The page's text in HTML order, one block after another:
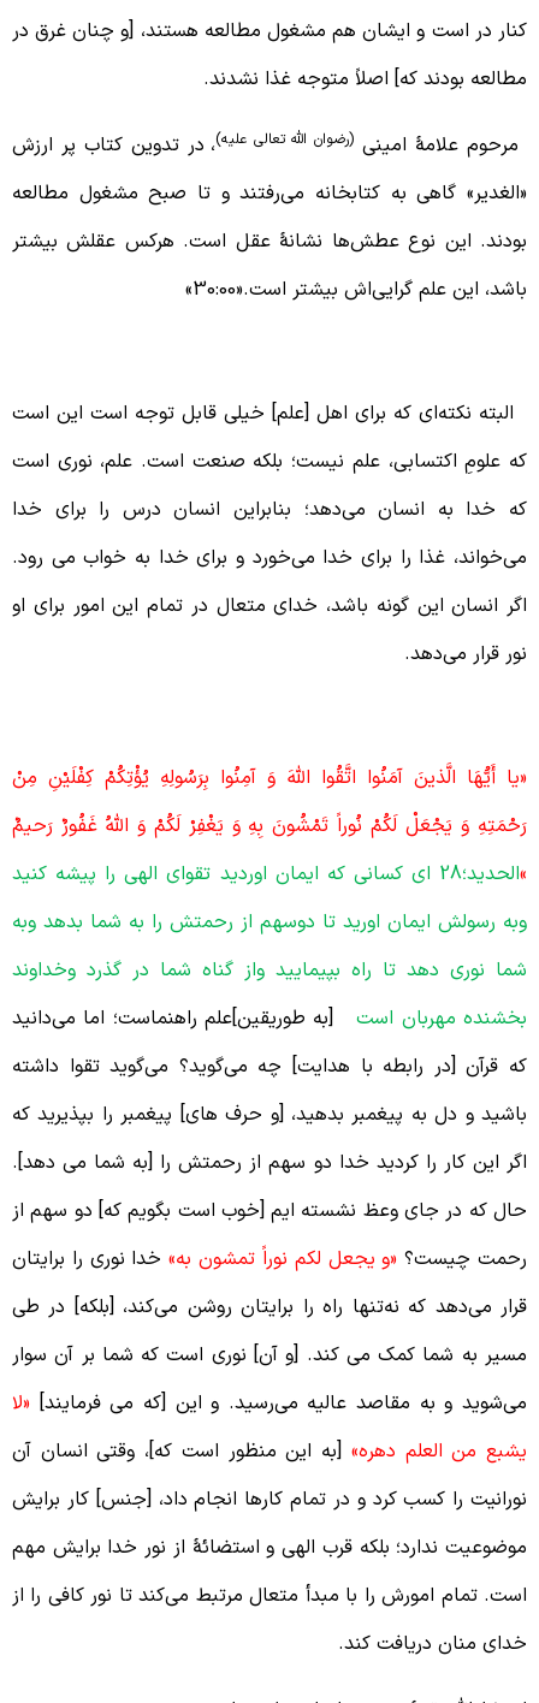
در است و ایشان هم مشغول مطالعه هستند، [و چنان غرق در
بودند که] اصلاً متوجه غذا نشدند.
علامۀ امینی (رضوان الله تعالی علیه)، در تدوین کتاب پر ارزش
گاهی به کتابخانه می‌رفتند و تا صبح مشغول مطالعه
این نوع عطش‌ها نشانۀ عقل است. هرکس عقلش بیشتر
این علم گرایی‌اش بیشتر است.«30:00»
نکته‌ای که برای اهل [علم] خیلی قابل توجه است این است
علومِ اکتسابی، علم نیست؛ بلکه صنعت است. علم، نوری است
خدا به انسان می‌دهد؛ بنابراین انسان درس را برای خدا
غذا را برای خدا می‌خورد و برای خدا به خواب می رود.
انسان این گونه باشد، خدای متعال در تمام این امور برای او
قرار می‌دهد.
يا أَيُّهَا الَّذينَ آمَنُوا اتَّقُوا اللَّهَ وَ آمِنُوا بِرَسُولِهِ يُؤْتِكُمْ كِفْلَيْنِ مِنْ
وَ يَجْعَلْ لَكُمْ نُوراً تَمْشُونَ بِهِ وَ يَغْفِرْ لَكُمْ وَ اللَّهُ غَفُورٌ رَحيمٌ
الحدید؛28 ای کسانی که ایمان اوردید تقوای الهی را پیشه کنید
رسولش ایمان اورید تا دوسهم از رحمتش را به شما بدهد وبه
نوری دهد تا راه بپیمایید واز گناه شما در گذرد وخداوند
مهربان است
[به طوریقین]علم راهنماست؛ اما می‌دانید
قرآن [در رابطه با هدایت] چه می‌گوید؟ می‌گوید تقوا داشته
و دل به پیغمبر بدهید، [و حرف های] پیغمبر را بپذیرید که
این کار را کردید خدا دو سهم از رحمتش را [به شما می دهد].
که در جای وعظ نشسته ایم [خوب است بگویم که] دو سهم از
چیست؟«و یجعل لکم نوراً تمشون به»خدا نوری را برایتان
می‌دهد که نه‌تنها راه را برایتان روشن می‌کند، [بلکه] در طی
به شما کمک می کند. [و آن] نوری است که شما بر آن سوار
و به مقاصد عالیه می‌رسید. و این [که می فرمایند]«لا
من العلم دهره»[به این منظور است که]، وقتی انسان آن
را کسب کرد و در تمام کار‌ها انجام داد، [جنس] کار برایش
ندارد؛ بلکه قرب الهی و استضائۀ از نور خدا برایش مهم
تمام امورش را با مبدأ متعال مرتبط می‌کند تا نور کافی را از
منان دریافت کند.